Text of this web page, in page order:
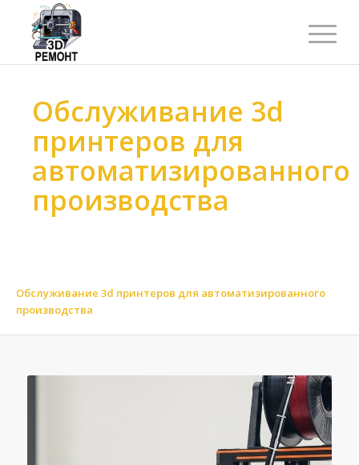
Обслуживание 3d
принтеров для
автоматизированного
производства
Обслуживание 3d принтеров для автоматизированного
производства